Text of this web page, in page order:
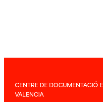
CENTRE DE DOCUMENTACIÓ
VALENCIA